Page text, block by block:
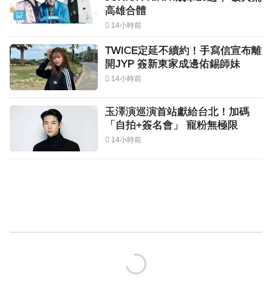
高雄合體
14小時前
TWICE定延不續約！手寫信宣布離
開JYP 簽新東家成邊佑錫師妹
14小時前
玉澤演巡演首站獻給台北！加碼
「自拍+簽名會」 寵粉無極限
14小時前